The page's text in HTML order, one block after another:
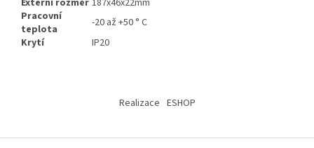
Externí rozměr 187x46x22mm
Pracovní
teplota
-20 až +50 ° C
Krytí
IP20
Realizace ESHOP